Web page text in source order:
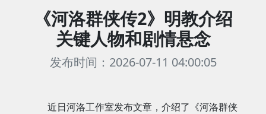
《河洛群侠传2》明教介绍
关键人物和剧情悬念
发布时间：2026-07-11 04:00:05
近日河洛工作室发布文章，介绍了《河洛群侠